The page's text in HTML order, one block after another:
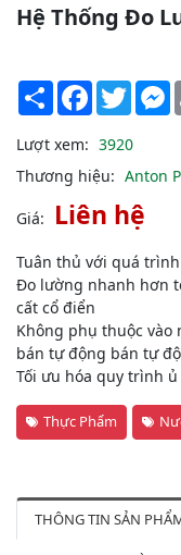
Hệ Thống Đo
Share Facebook
Twitter
Lượt xem: 3920
Thương hiệu: Anton
Giá: Liên hệ
Tuân thủ với quá
Đo lường nhanh hơn
cất cổ điển
Không phụ thuộc vào
bán tự động bán tự
Tối ưu hóa quy trình
Thực Phẩm
THÔNG TIN SẢN